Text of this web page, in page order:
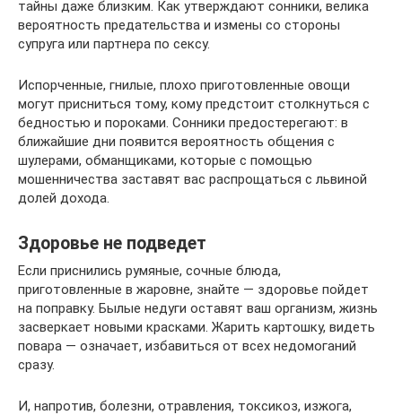
тайны даже близким. Как утверждают сонники, велика
вероятность предательства и измены со стороны
супруга или партнера по сексу.
Испорченные, гнилые, плохо приготовленные овощи
могут присниться тому, кому предстоит столкнуться с
бедностью и пороками. Сонники предостерегают: в
ближайшие дни появится вероятность общения с
шулерами, обманщиками, которые с помощью
мошенничества заставят вас распрощаться с львиной
долей дохода.
Здоровье не подведет
Если приснились румяные, сочные блюда,
приготовленные в жаровне, знайте — здоровье пойдет
на поправку. Былые недуги оставят ваш организм, жизнь
засверкает новыми красками. Жарить картошку, видеть
повара — означает, избавиться от всех недомоганий
сразу.
И, напротив, болезни, отравления, токсикоз, изжога,